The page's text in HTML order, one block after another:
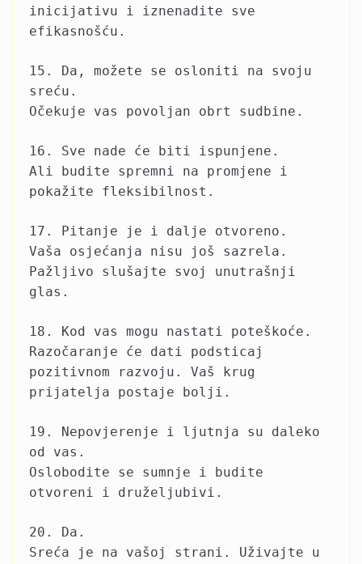
inicijativu i iznenadite sve
efikasnošću.
15. Da, možete se osloniti na svoju
sreću.
Očekuje vas povoljan obrt sudbine.
16. Sve nade će biti ispunjene.
Ali budite spremni na promjene i
pokažite fleksibilnost.
17. Pitanje je i dalje otvoreno.
Vaša osjećanja nisu još sazrela.
Pažljivo slušajte svoj unutrašnji
glas.
18. Kod vas mogu nastati poteškoće.
Razočaranje će dati podsticaj
pozitivnom razvoju. Vaš krug
prijatelja postaje bolji.
19. Nepovjerenje i ljutnja su daleko
od vas.
Oslobodite se sumnje i budite
otvoreni i druželjubivi.
20. Da.
Sreća je na vašoj strani. Uživajte u